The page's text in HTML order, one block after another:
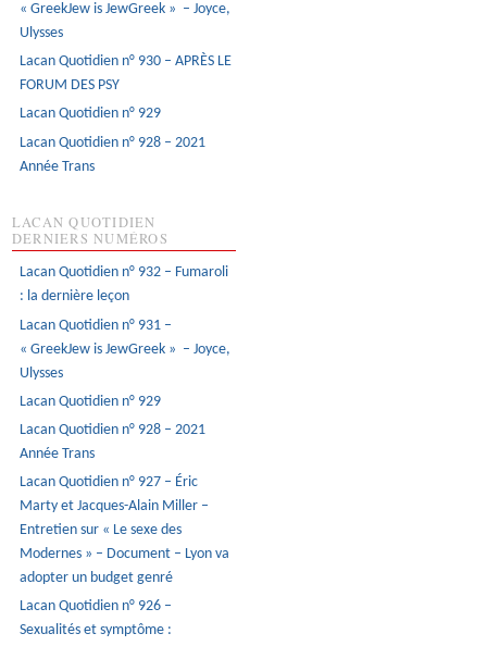
« GreekJew is JewGreek » – Joyce,
Ulysses
Lacan Quotidien n° 930 – APRÈS LE
FORUM DES PSY
Lacan Quotidien n° 929
Lacan Quotidien n° 928 – 2021
Année Trans
LACAN QUOTIDIEN
DERNIERS NUMÉROS
Lacan Quotidien n° 932 – Fumaroli
: la dernière leçon
Lacan Quotidien n° 931 –
« GreekJew is JewGreek » – Joyce,
Ulysses
Lacan Quotidien n° 929
Lacan Quotidien n° 928 – 2021
Année Trans
Lacan Quotidien n° 927 – Éric
Marty et Jacques-Alain Miller –
Entretien sur « Le sexe des
Modernes » – Document – Lyon va
adopter un budget genré
Lacan Quotidien n° 926 –
Sexualités et symptôme :